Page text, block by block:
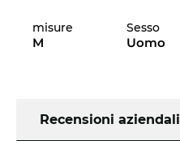
misure
M
Sesso
Uomo
Recensioni aziendali